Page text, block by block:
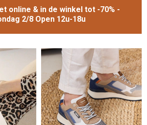
online & in de winkel tot -70% -
2/8 Open 12u-18u